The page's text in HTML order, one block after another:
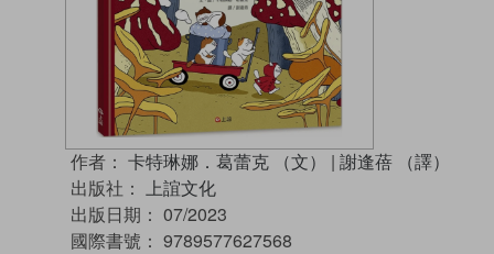
作者： 卡特琳娜．葛蕾克 （文） | 謝逢蓓 （譯）
出版社： 上誼文化
出版日期： 07/2023
國際書號： 9789577627568